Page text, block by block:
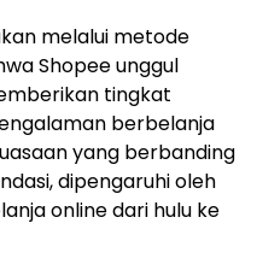
melalui metode
Shopee unggul
tingkat
berbelanja
yang berbanding
dipengaruhi oleh
online dari hulu ke